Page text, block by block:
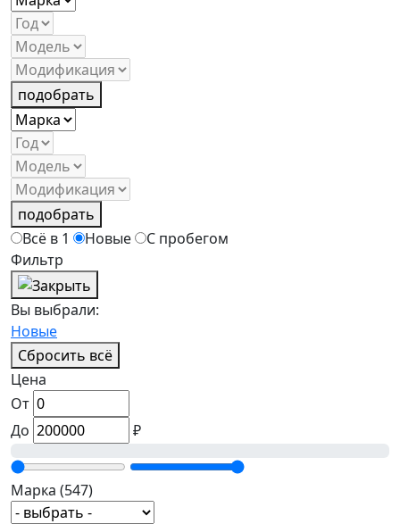
подобрать
подобрать
Всё в 1
Новые
С пробегом
Фильтр
Вы выбрали:
Новые
Сбросить всё
Цена
От
До
₽
Марка (547)